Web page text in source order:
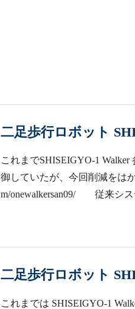
二足歩行ロボット
これまでSHISEIGYO-1
御していたが、今回削減をは
m/onewalkersan09/ 従来シス
二足歩行ロボット
これまでは SHISEIGYO-1